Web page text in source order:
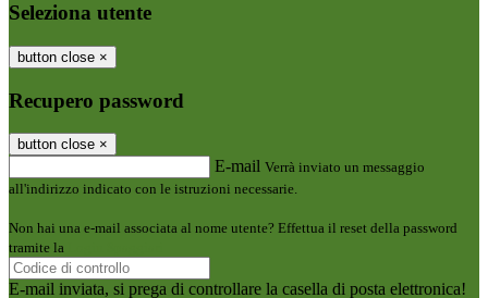
Seleziona utente
button close ×
Recupero password
button close ×
E-mail Verrà inviato un messaggio
all'indirizzo indicato con le istruzioni necessarie.
Non hai una e-mail associata al nome utente? Effettua il reset della password
tramite la
E-mail inviata, si prega di controllare la casella di posta elettronica!